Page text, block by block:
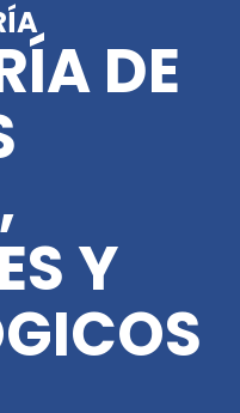
DE
Y